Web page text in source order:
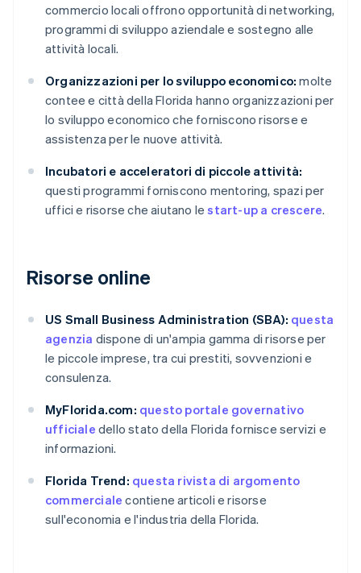
commercio locali offrono opportunità di networking,
programmi di sviluppo aziendale e sostegno alle
attività locali.
Organizzazioni per lo sviluppo economico: molte
contee e città della Florida hanno organizzazioni per
lo sviluppo economico che forniscono risorse e
assistenza per le nuove attività.
Incubatori e acceleratori di piccole attività:
questi programmi forniscono mentoring, spazi per
uffici e risorse che aiutano lestart-up a crescere.
Risorse online
US Small Business Administration (SBA): questa
agenzia dispone di un'ampia gamma di risorse per
le piccole imprese, tra cui prestiti, sovvenzioni e
consulenza.
MyFlorida.com: questo portale governativo
ufficiale dello stato della Florida fornisce servizi e
informazioni.
Florida Trend: questa rivista di argomento
commerciale contiene articoli e risorse
sull'economia e l'industria della Florida.